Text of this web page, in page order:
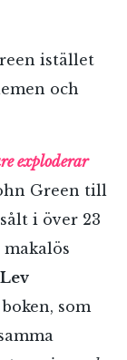
istället
och
exploderar
Green till
i över 23
Lev
som